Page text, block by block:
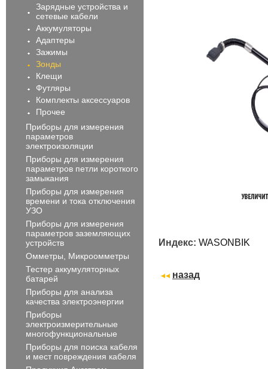
Зарядные устройства и
сетевые кабели
Аккумуляторы
Адаптеры
Зажимы
Зонды
Клещи
Футляры
Комплекты аксессуаров
Прочее
Приборы для измерения
параметров
электроизоляции
Приборы для измерения
параметров петли короткого
замыкания
Приборы для измерения
времени и тока отключения
УЗО
Приборы для измерения
параметров заземляющих
устройств
Омметры, Микроомметры
Тестер аккумуляторных
батарей
Приборы для анализа
качества электроэнергии
Приборы
электроизмерительные
многофункциональные
Приборы для поиска кабеля
и мест повреждения кабеля
Индекс: WASONBIK
назад